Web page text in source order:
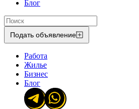
Блог
Подать объявление
Работа
Жилье
Бизнес
Блог